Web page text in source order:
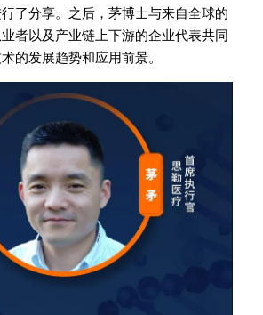
了分享。之后，茅博士与来自全球的
者以及产业链上下游的企业代表共同
的发展趋势和应用前景。